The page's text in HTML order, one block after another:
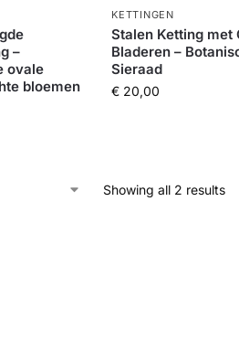
–
ovale
bloemen
KETTINGEN
Stalen Ketting met
Bladeren –
Sieraad
€ 20,00
Showing all 2 results